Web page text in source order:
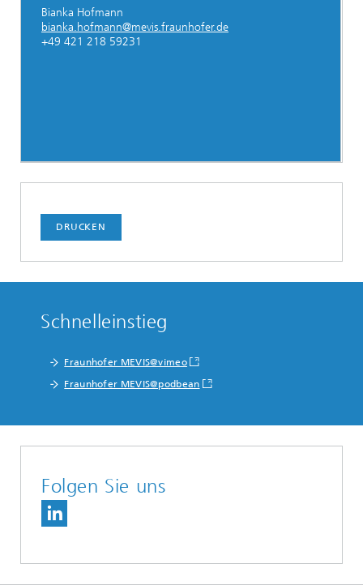
Bianka Hofmann
bianka.hofmann@mevis.fraunhofer.de
+49 421 218 59231
DRUCKEN
Schnelleinstieg
Fraunhofer MEVIS@vimeo
Fraunhofer MEVIS@podbean
Folgen Sie uns